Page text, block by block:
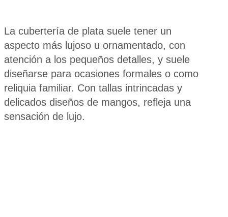
La cubertería de plata suele tener un
aspecto más lujoso u ornamentado, con
atención a los pequeños detalles, y suele
diseñarse para ocasiones formales o como
reliquia familiar. Con tallas intrincadas y
delicados diseños de mangos, refleja una
sensación de lujo.